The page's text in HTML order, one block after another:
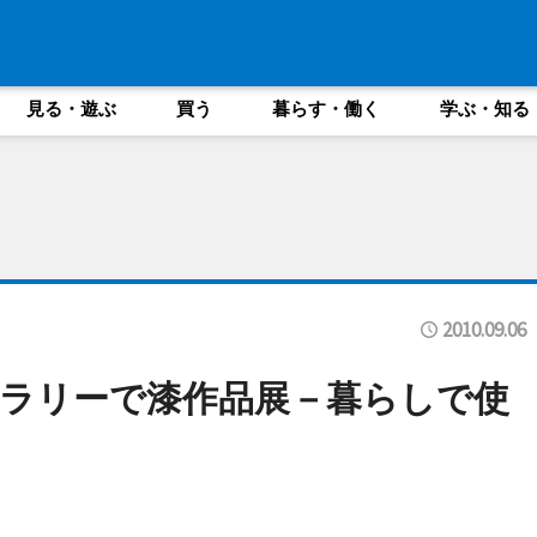
見る・遊ぶ 買う 暮らす・働く 学ぶ・知る
2010.09.06
リーで漆作品展－暮らしで使